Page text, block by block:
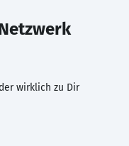
wirklich zu Dir